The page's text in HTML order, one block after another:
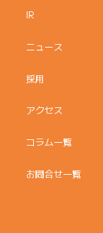
IR
ニュース
採用
アクセス
コラム一覧
お問合せ一覧